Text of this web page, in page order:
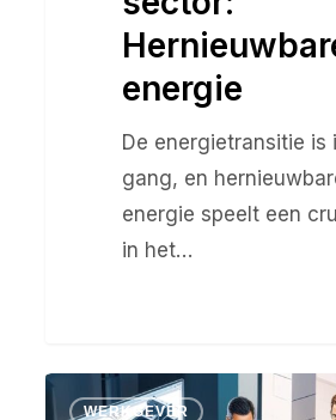
energie
De energietransitie is
gang, en
energie speelt een
in het…
Uitgelichte
WERKGEVER